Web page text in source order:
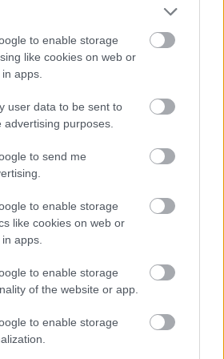
to enable storage
like cookies on web or
apps.
user data to be sent to
purposes.
to send me
to enable storage
like cookies on web or
apps.
to enable storage
of the website or app.
to enable storage
συνταγής είναι ότι όπως
ή τα θράψαλα να
στις πατάτες, παραμένουν
να ξεραθούν, ενώ το ζουμί που
τις πατάτες. Παρόλα αυτά,
που θα αφήσουν τα μαλάκια
το φαγητό θα πρέπει να
μία κουτάλα το πολύ ζουμί για
στρώση των πατατών.
σκελίδα με την φλούδα της
και την αφαίρεσα στο